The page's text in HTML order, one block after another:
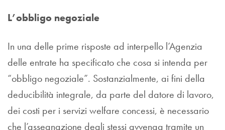
L’obbligo negoziale
In una delle prime risposte ad interpello l’Agenzia
delle entrate ha specificato che cosa si intenda per
“obbligo negoziale”. Sostanzialmente, ai fini della
deducibilità integrale, da parte del datore di lavoro,
dei costi per i servizi welfare concessi, è necessario
che l’assegnazione degli stessi avvenga tramite un